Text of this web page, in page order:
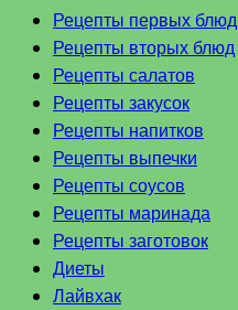
Рецепты первых блюд
Рецепты вторых блюд
Рецепты салатов
Рецепты закусок
Рецепты напитков
Рецепты выпечки
Рецепты соусов
Рецепты маринада
Рецепты заготовок
Диеты
Лайвхак